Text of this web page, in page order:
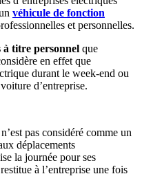
véhicule de fonction
et personnelles.
à titre personnel que
en effet que
durant le week-end ou
d’entreprise.
pas considéré comme un
déplacements
la journée pour ses
à l’entreprise une fois